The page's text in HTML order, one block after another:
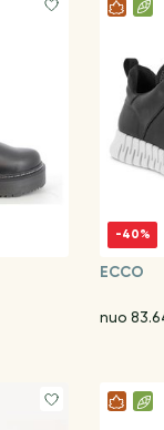
-40%
ECCO
nuo